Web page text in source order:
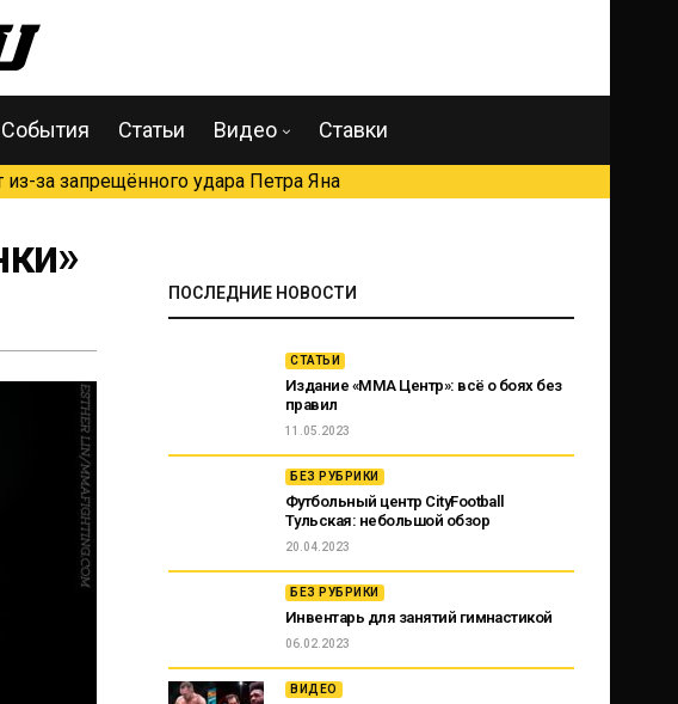
События Статьи Видео Ставки
за запрещённого удара Петра Яна
ПОСЛЕДНИЕ НОВОСТИ
СТАТЬИ
Издание «ММА Центр»: всё о боях без
правил
11.05.2023
БЕЗ РУБРИКИ
Футбольный центр CityFootball
Тульская: небольшой обзор
20.04.2023
БЕЗ РУБРИКИ
Инвентарь для занятий гимнастикой
06.02.2023
ВИДЕО